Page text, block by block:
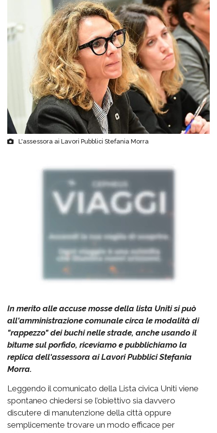
L'assessora ai Lavori Pubblici Stefania Morra
In merito alle accuse mosse della lista Uniti si può
all'amministrazione comunale circa le modalità di
"rappezzo" dei buchi nelle strade, anche usando il
bitume sul porfido, riceviamo e pubblichiamo la
replica dell'assessora ai Lavori Pubblici Stefania
Morra.
Leggendo il comunicato della Lista civica Uniti viene
spontaneo chiedersi se l’obiettivo sia davvero
discutere di manutenzione della città oppure
semplicemente trovare un modo efficace per